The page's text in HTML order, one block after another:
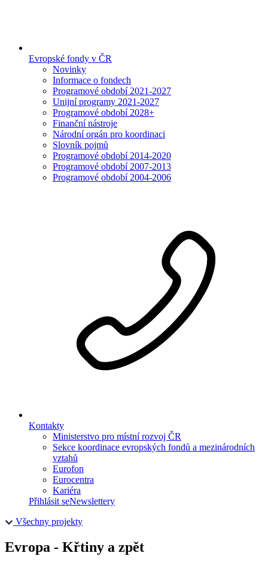
Evropské fondy v ČR
Novinky
Informace o fondech
Programové období 2021-2027
Unijní programy 2021-2027
Programové období 2028+
Finanční nástroje
Národní orgán pro koordinaci
Slovník pojmů
Programové období 2014-2020
Programové období 2007-2013
Programové období 2004-2006
Kontakty
Ministerstvo pro místní rozvoj ČR
Sekce koordinace evropských fondů a mezinárodních
vztahů
Eurofon
Eurocentra
Kariéra
Přihlásit seNewslettery
Všechny projekty
Evropa - Křtiny a zpět